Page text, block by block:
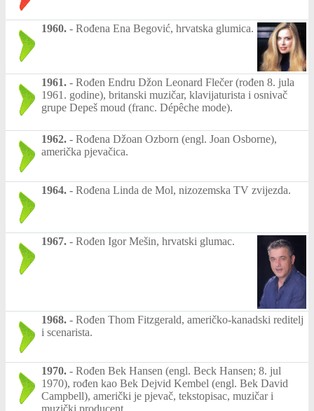
1960. - Rođena Ena Begović, hrvatska glumica.
1961. - Rođen Endru Džon Leonard Flečer (rođen 8. jula
1961. godine), britanski muzičar, klavijaturista i osnivač
grupe Depeš moud (franc. Dépêche mode).
1962. - Rođena Džoan Ozborn (engl. Joan Osborne),
američka pjevačica.
1964. - Rođena Linda de Mol, nizozemska TV zvijezda.
1967. - Rođen Igor Mešin, hrvatski glumac.
1968. - Rođen Thom Fitzgerald, američko-kanadski reditelj
i scenarista.
1970. - Rođen Bek Hansen (engl. Beck Hansen; 8. jul
1970), rođen kao Bek Dejvid Kembel (engl. Bek David
Campbell), američki je pjevač, tekstopisac, muzičar i